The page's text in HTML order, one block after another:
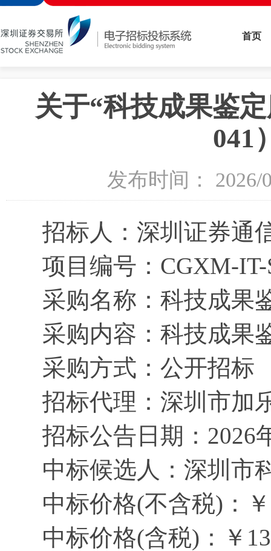
首页
关于“科技成果鉴
041
发布时间：
招标人： 深圳证券通
项目 编号： CGXM-IT-
采购名称： 科技成果
采购内容： 科技成果
采购方式：公开招标
招标代理：深圳市加
招标公告日期： 2026
中标候选人：深圳市
中标价格(不含税)：
中标价格(含税)：￥